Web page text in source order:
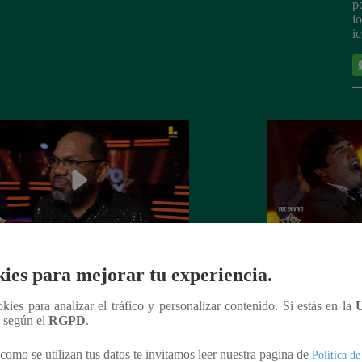
GRANDES BATALLAS: ¡Andy
tras nuevo duelo y decisión
defiende su silla
para mejorar tu experiencia.
para analizar el tráfico y personalizar contenido. Si estás en la
según el RGPD.
se utilizan tus datos te invitamos leer nuestra pagina de Política